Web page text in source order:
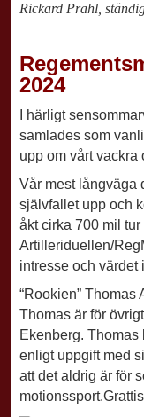
Rickard Prahl,
2024
I härligt
samlades som
upp om vårt
Vår mest långväga
självfallet upp och
åkt cirka 700 mil
Artilleriduellen/
intresse och värdet
“Rookien” Thomas
Thomas är för
Ekenberg.
enligt uppgift med
att det aldrig är för